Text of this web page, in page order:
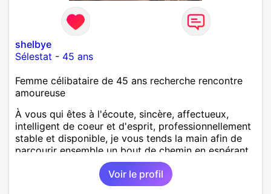
shelbye
Sélestat - 45 ans
Femme célibataire de 45 ans recherche rencontre
amoureuse
À vous qui êtes à l'écoute, sincère, affectueux,
intelligent de coeur et d'esprit, professionnellement
stable et disponible, je vous tends la main afin de
parcourir ensemble un bout de chemin en espérant
que la route soit longue.
Voir le profil